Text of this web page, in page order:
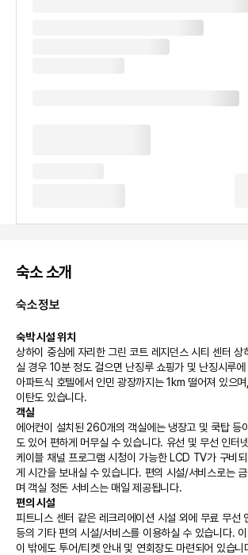
숙소 소개
숙소정보
숙박 시설 위치
상하이 중심에 자리한 그린 코트 레지던스 시티 센터 상
실 경우 10분 정도 걸으면 난징루 쇼핑가 및 난징시루에
아파트식 호텔에서 인민 광장까지는 1km 떨어져 있으
이탄도 있습니다.
객실
에어컨이 설치된 260개의 객실에는 냉장고 및 쿡탑 등
도 있어 편하게 머무실 수 있습니다. 유선 및 무선 인터
케이블 채널 프로그램 시청이 가능한 LCD TV가 구비
게 시간을 보내실 수 있습니다. 편의 시설/서비스로는
며 객실 정돈 서비스는 매일 제공됩니다.
편의 시설
피트니스 센터 같은 레크리에이션 시설 외에 무료 무선
등의 기타 편의 시설/서비스를 이용하실 수 있습니다.
이 밖에도 투어/티켓 안내 및 연회장도 마련되어 있습니